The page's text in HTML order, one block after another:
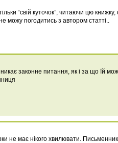
“свій куточок”, читаючи цю
можу погодитись з автором статті..
законне питання, як і за що їй
не має нікого хвилювати.